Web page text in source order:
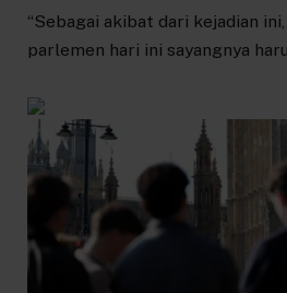
“Sebagai akibat dari kejadian
parlemen hari ini sayangnya